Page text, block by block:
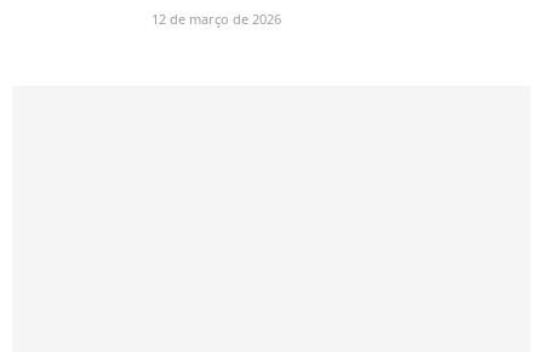
12 de março de 2026